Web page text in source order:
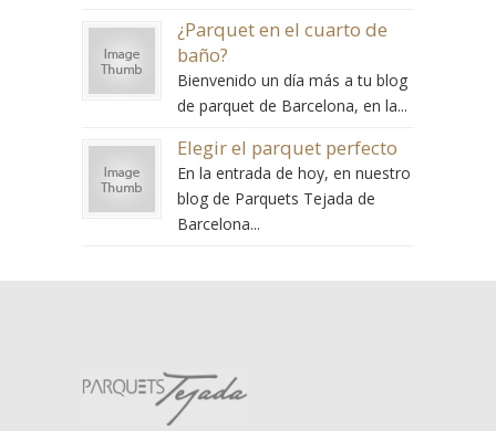
¿Parquet en el cuarto de
baño?
Bienvenido un día más a tu blog
de parquet de Barcelona, en la...
Elegir el parquet perfecto
En la entrada de hoy, en nuestro
blog de Parquets Tejada de
Barcelona...